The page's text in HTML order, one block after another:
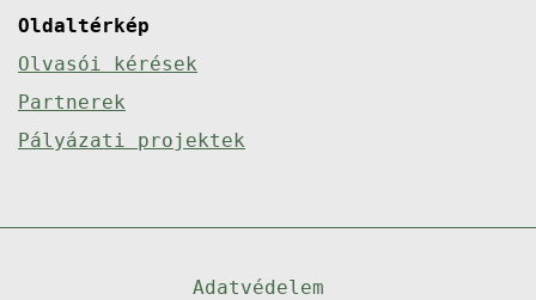
Oldaltérkép
Olvasói kérések
Partnerek
Pályázati projektek
Adatvédelem